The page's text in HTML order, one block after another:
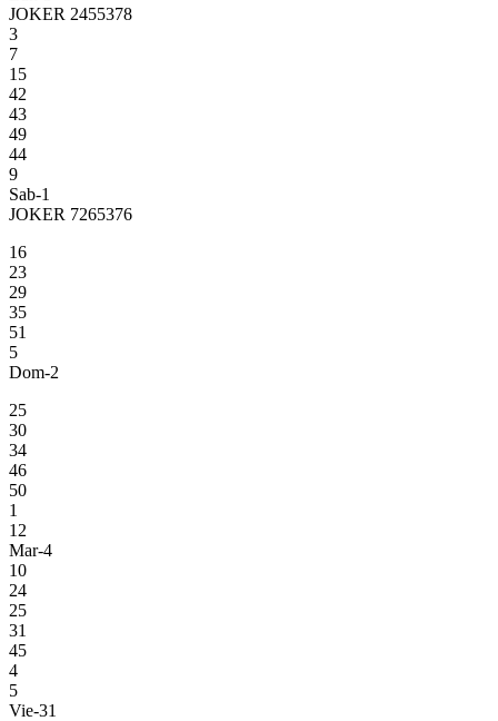
JOKER 2455378
3
7
15
42
43
49
44
9
Sab-1
JOKER 7265376
16
23
29
35
51
5
Dom-2
25
30
34
46
50
1
12
Mar-4
10
24
25
31
45
4
5
Vie-31